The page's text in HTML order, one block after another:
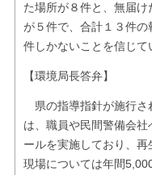
た場所が８件と、無届
が５件で、合計１３件
件しかないことを信じて
【環境局長答弁】
県の指導指針が施行さ
は、職員や民間警備会
ールを実施しており、
現場については年間